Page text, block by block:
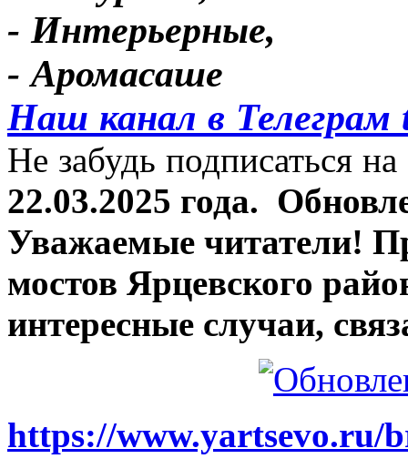
- Интерьерные,
- Аромасаше
Наш канал в Телеграм
Не забудь подписаться
22.03.2025 года.
Уважаемые читатели!
мостов Ярцевского
интересные случаи,
https://www.yartsevo.ru/